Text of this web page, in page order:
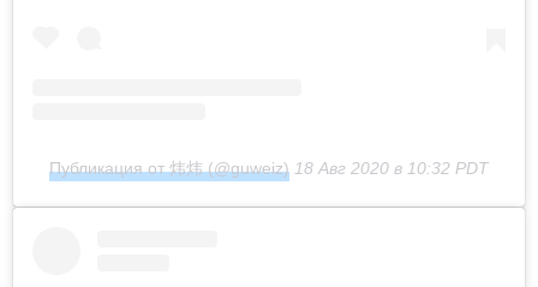
Публикация от 炜炜 (@guweiz) 18 Авг 2020 в 10:32 PDT